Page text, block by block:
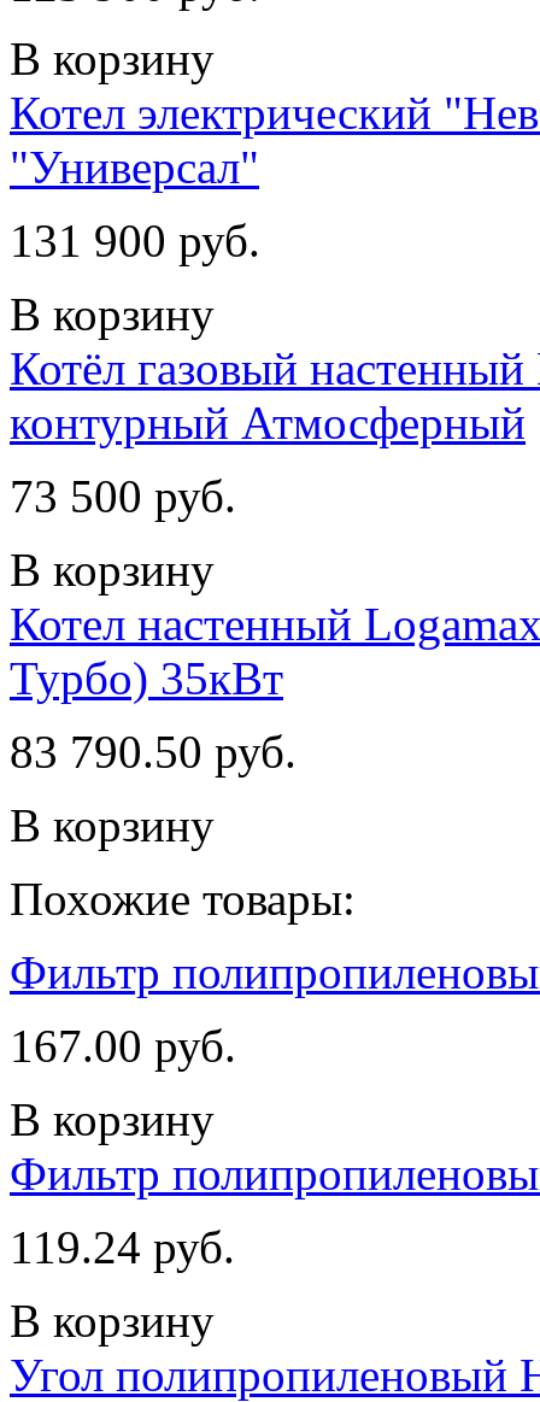
В корзину
Котел электрический
"Универсал"
131 900 руб.
В корзину
Котёл газовый
контурный Атмосферный
73 500 руб.
В корзину
Котел настенный
Турбо) 35кВт
83 790.50 руб.
В корзину
Похожие товары:
Фильтр
167.00 руб.
В корзину
Фильтр
119.24 руб.
В корзину
Угол полипропиленовый